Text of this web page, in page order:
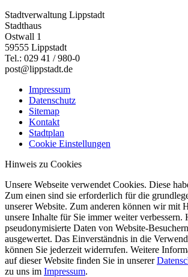
Stadtverwaltung Lippstadt
Stadthaus
Ostwall 1
59555 Lippstadt
Tel.: 029 41 / 980-0
post@lippstadt.de
Impressum
Datenschutz
Sitemap
Kontakt
Stadtplan
Cookie Einstellungen
Hinweis zu Cookies
Unsere Webseite verwendet Cookies. Diese
Zum einen sind sie erforderlich für die
unserer Website. Zum anderen können wir mit
unsere Inhalte für Sie immer weiter verbessern.
pseudonymisierte Daten von Website-
ausgewertet. Das Einverständnis in die
können Sie jederzeit widerrufen. Weitere
auf dieser Website finden Sie in unserer
zu uns im Impressum.